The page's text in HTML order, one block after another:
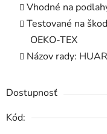
Vhodné na
Testované na
OEKO-TEX
Názov rady:
Dostupnosť
Kód: